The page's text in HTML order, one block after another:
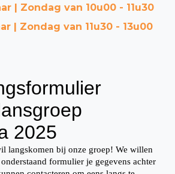
| Zondag van 10u00 - 11u30
| Zondag van 11u30 - 13u00